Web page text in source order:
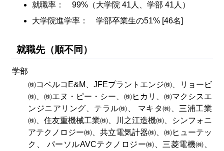
就職率： 99%（大学院 41人、学部 41人）
大学院進学率： 学部卒業生の51% [46名]
就職先（順不同）
学部
㈱コベルコE&M、JFEプラントエンジ㈱、リョービ
㈱、㈱エヌ・ピー・シー、㈱ヒカリ、㈱マクシスエ
ンジニアリング、テラル㈱、 マキタ㈱、三浦工業
㈱、住友重機械工業㈱、川之江造機㈱、シンフォニ
アテクノロジー㈱、共立電気計器㈱、㈱ヒューテッ
ク、 パーソルAVCテクノロジー㈱、三菱電機㈱、